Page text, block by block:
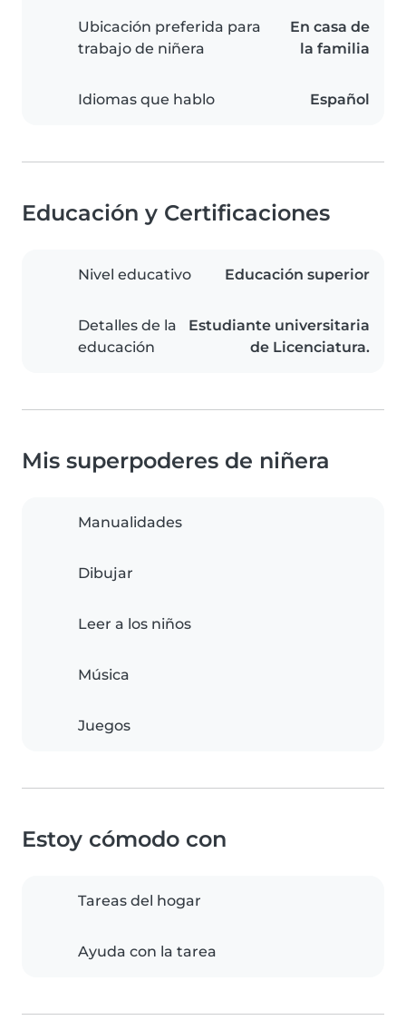
Ubicación preferida para
trabajo de niñera
En casa de
la familia
Idiomas que hablo Español
Educación y Certificaciones
Nivel educativo Educación superior
Detalles de la
educación
Estudiante universitaria
de Licenciatura.
Mis superpoderes de niñera
Manualidades
Dibujar
Leer a los niños
Música
Juegos
Estoy cómodo con
Tareas del hogar
Ayuda con la tarea